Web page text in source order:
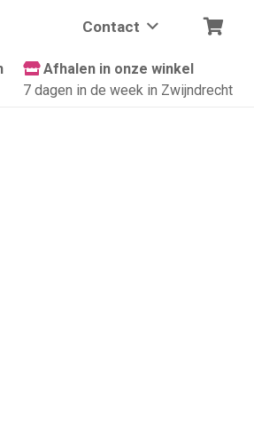
Contact
Afhalen in onze winkel
7 dagen in de week in Zwijndrecht